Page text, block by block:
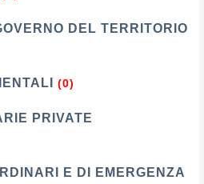
DEL TERRITORIO
(0)
PRIVATE
E DI EMERGENZA